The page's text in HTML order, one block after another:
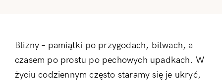
Blizny – pamiątki po przygodach, bitwach, a
czasem po prostu po pechowych upadkach. W
życiu codziennym często staramy się je ukryć,